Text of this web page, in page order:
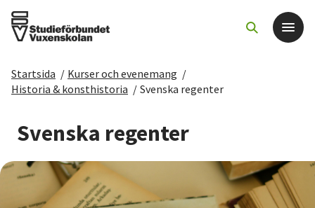
Det här gör vi
För dig som
Sök kurser och evenemang
Startsida / Kurser och evenemang /
Historia & konsthistoria / Svenska regenter
Svenska regenter